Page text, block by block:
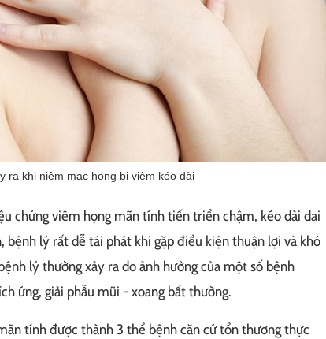
ra khi niêm mạc họng bị viêm kéo dài
chứng viêm họng mãn tính tiến triển chậm, kéo dài dai
bệnh lý rất dễ tái phát khi gặp điều kiện thuận lợi và khó
lý thường xảy ra do ảnh hưởng của một số bệnh
ứng, giải phẫu mũi - xoang bất thường.
tính được thành 3 thể bệnh căn cứ tổn thương thực